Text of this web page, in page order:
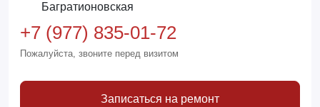
Багратионовская
+7 (977) 835-01-72
Пожалуйста, звоните перед визитом
Записаться на ремонт